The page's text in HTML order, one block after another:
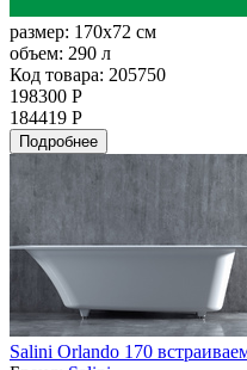
размер: 170x72 см
объем: 290 л
Код товара: 205750
198300 Р
184419 Р
Подробнее
Salini Orlando 170